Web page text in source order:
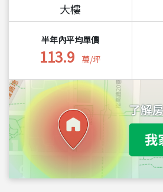
大樓
半年內平均單價
113.9 萬/坪